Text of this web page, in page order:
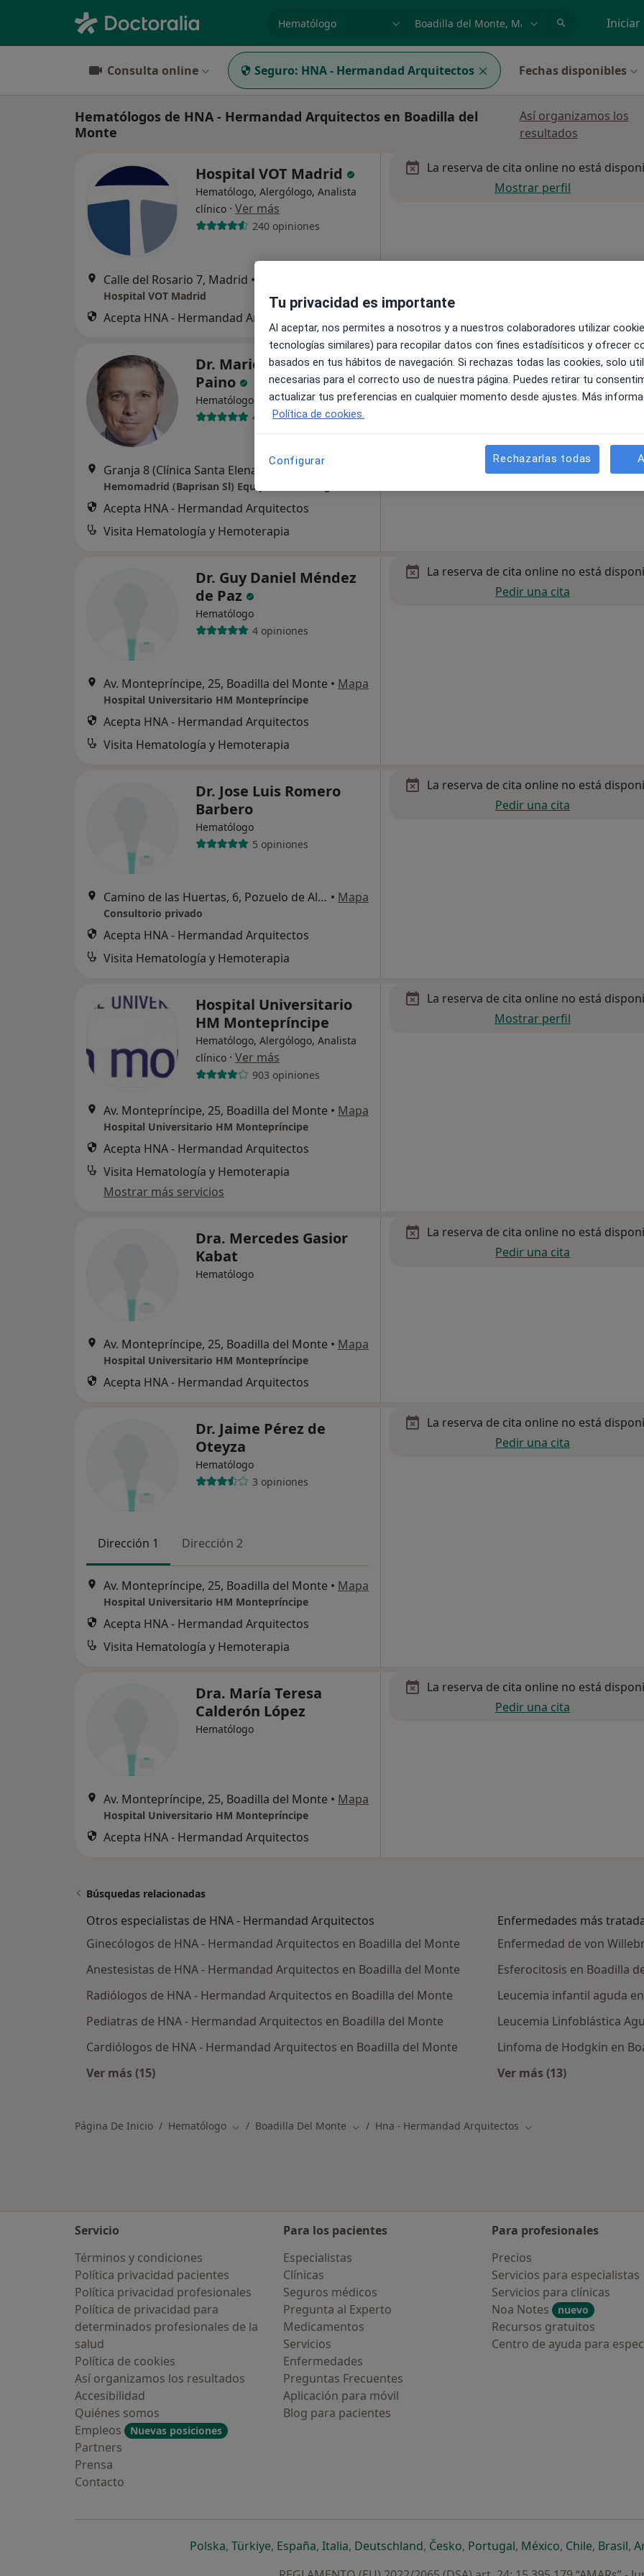
especialidad, enfermedad o nombre Iniciar
Consulta online Seguro: HNA - Hermandad Arquitectos Fechas disponibles
Hematólogos de HNA - Hermandad Arquitectos en Boadilla del
Monte
Así organizamos los
resultados
Hospital VOT Madrid
Hematólogo, Alergólogo, Analista
clínico · Ver más
240 opiniones
Calle del Rosario 7, Madrid •
Hospital VOT Madrid
Acepta HNA - Hermandad Arquitectos
La reserva de cita online no está
Mostrar perfil
Dr. Mario Rodriguez
Paino
Hematólogo
42 opiniones
Granja 8 (Clínica Santa Elena), Madrid
Hemomadrid (Baprisan Sl) Equipo Hematología
Acepta HNA - Hermandad Arquitectos
Visita Hematología y Hemoterapia
La reserva de cita online no está
Pedir una cita
Dr. Guy Daniel Méndez
de Paz
Hematólogo
4 opiniones
Av. Montepríncipe, 25, Boadilla del Monte • Mapa
Hospital Universitario HM Montepríncipe
Acepta HNA - Hermandad Arquitectos
Visita Hematología y Hemoterapia
La reserva de cita online no está
Pedir una cita
Dr. Jose Luis Romero
Barbero
Hematólogo
5 opiniones
Camino de las Huertas, 6, Pozuelo de Alarcón • Mapa
Consultorio privado
Acepta HNA - Hermandad Arquitectos
Visita Hematología y Hemoterapia
La reserva de cita online no está
Pedir una cita
Hospital Universitario
HM Montepríncipe
Hematólogo, Alergólogo, Analista
clínico · Ver más
903 opiniones
Av. Montepríncipe, 25, Boadilla del Monte • Mapa
Hospital Universitario HM Montepríncipe
Acepta HNA - Hermandad Arquitectos
Visita Hematología y Hemoterapia
Mostrar más servicios
La reserva de cita online no está
Mostrar perfil
Dra. Mercedes Gasior
Kabat
Hematólogo
Av. Montepríncipe, 25, Boadilla del Monte • Mapa
Hospital Universitario HM Montepríncipe
Acepta HNA - Hermandad Arquitectos
La reserva de cita online no está
Pedir una cita
Dr. Jaime Pérez de
Oteyza
Hematólogo
3 opiniones
Dirección 1 Dirección 2
Av. Montepríncipe, 25, Boadilla del Monte • Mapa
Hospital Universitario HM Montepríncipe
Acepta HNA - Hermandad Arquitectos
Visita Hematología y Hemoterapia
La reserva de cita online no está
Pedir una cita
Dra. María Teresa
Calderón López
Hematólogo
Av. Montepríncipe, 25, Boadilla del Monte • Mapa
Hospital Universitario HM Montepríncipe
Acepta HNA - Hermandad Arquitectos
La reserva de cita online no está
Pedir una cita
Búsquedas relacionadas
Otros especialistas de HNA - Hermandad Arquitectos
Ginecólogos de HNA - Hermandad Arquitectos en Boadilla del Monte
Anestesistas de HNA - Hermandad Arquitectos en Boadilla del Monte
Radiólogos de HNA - Hermandad Arquitectos en Boadilla del Monte
Pediatras de HNA - Hermandad Arquitectos en Boadilla del Monte
Cardiólogos de HNA - Hermandad Arquitectos en Boadilla del Monte
Ver más (15)
Enfermedades más
Enfermedad de von
Esferocitosis en Boadilla
Leucemia infantil aguda
Leucemia Linfoblástica
Linfoma de Hodgkin en
Ver más (13)
Página De Inicio Hematólogo Cambiar de ciudad
Boadilla Del Monte Cambiar de ciudad
Hna - Hermandad Arquitectos Cambiar de ciudad
Servicio
Términos y condiciones
Política privacidad pacientes
Política privacidad profesionales
Política de privacidad para
determinados profesionales de la
salud
Política de cookies
Así organizamos los resultados
Accesibilidad
Quiénes somos
Empleos
Nuevas posiciones
Partners
Prensa
Contacto
Para los pacientes
Especialistas
Clínicas
Seguros médicos
Pregunta al Experto
Medicamentos
Servicios
Enfermedades
Preguntas Frecuentes
Aplicación para móvil
Blog para pacientes
Para profesionales
Precios
Servicios para especialistas
Servicios para clínicas
Noa Notes
nuevo
Recursos gratuitos
Centro de ayuda para
Polskase abre en una nueva pestaña
, Türkiyese abre en una nueva pestaña
, Españase abre en una nueva pestaña
, Italiase abre en una nueva pestaña
, Deutschlandse abre en una nueva pestaña
, Českose abre en una nueva pestaña
, Portugalse abre en una nueva
, Méxicose abre en una
, Chilese abre
, Brasilse
,
Tu privacidad es importante
Al aceptar, nos permites a nosotros y a nuestros colaboradores utilizar
tecnologías similares) para recopilar datos con fines estadísiticos y ofrecer
basados en tus hábitos de navegación. Si rechazas todas las cookies, solo
necesarias para el correcto uso de nuestra página. Puedes retirar tu
actualizar tus preferencias en cualquier momento desde ajustes. Más
Política de cookies.
Configurar Rechazarlas todas